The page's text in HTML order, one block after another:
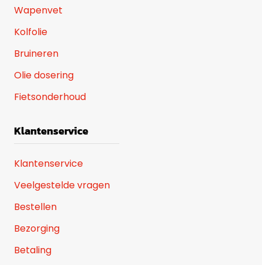
Wapenvet
Kolfolie
Bruineren
Olie dosering
Fietsonderhoud
Klantenservice
Klantenservice
Veelgestelde vragen
Bestellen
Bezorging
Betaling